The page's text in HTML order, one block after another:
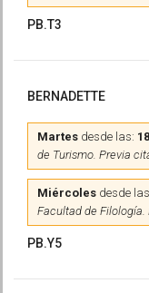
PB.T3
BERNADETTE
Martes desde las:
de Turismo. Previa
Miércoles desde
Facultad de Filología.
PB.Y5